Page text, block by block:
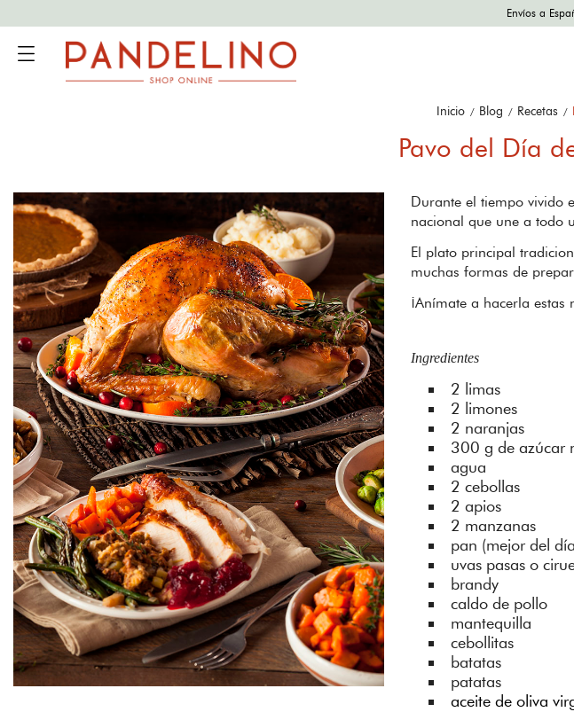
Envíos a
Inicio Blog Recetas
Pavo del Día
Durante el tiempo vivido
nacional que une a todo
El plato principal
muchas formas de
¡Anímate a hacerla
Ingredientes
2 limas
2 limones
2 naranjas
300 g de azúcar
agua
2 cebollas
2 apios
2 manzanas
pan (mejor del
uvas pasas o
brandy
caldo de pollo
mantequilla
cebollitas
batatas
patatas
aceite de oliva